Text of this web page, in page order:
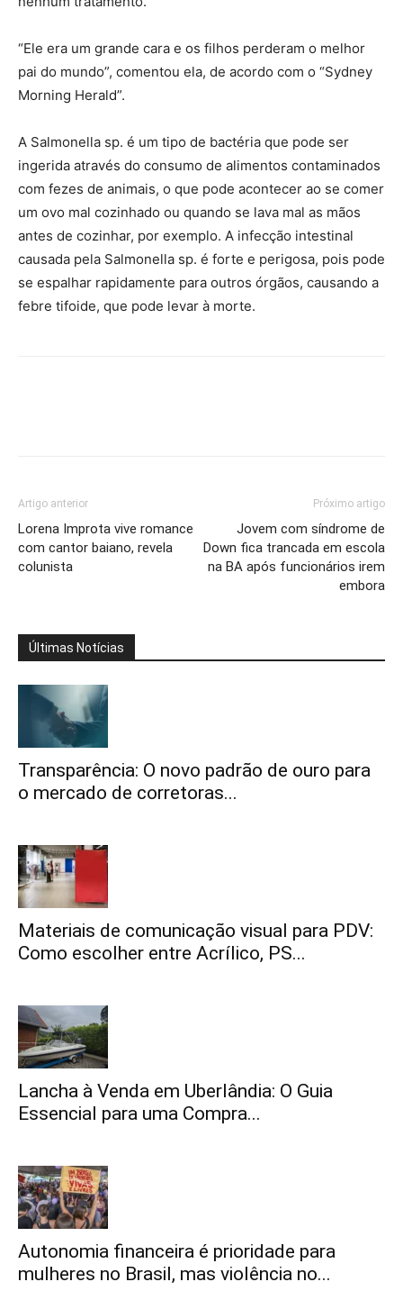
“Ele era um grande cara e os filhos perderam o melhor
pai do mundo”, comentou ela, de acordo com o “Sydney
Morning Herald”.
A Salmonella sp. é um tipo de bactéria que pode ser
ingerida através do consumo de alimentos contaminados
com fezes de animais, o que pode acontecer ao se comer
um ovo mal cozinhado ou quando se lava mal as mãos
antes de cozinhar, por exemplo. A infecção intestinal
causada pela Salmonella sp. é forte e perigosa, pois pode
se espalhar rapidamente para outros órgãos, causando a
febre tifoide, que pode levar à morte.
Artigo anterior
Lorena Improta vive romance
com cantor baiano, revela
colunista
Próximo artigo
Jovem com síndrome de
Down fica trancada em escola
na BA após funcionários irem
embora
Últimas Notícias
Transparência: O novo padrão de ouro para
o mercado de corretoras...
Materiais de comunicação visual para PDV:
Como escolher entre Acrílico, PS...
Lancha à Venda em Uberlândia: O Guia
Essencial para uma Compra...
Autonomia financeira é prioridade para
mulheres no Brasil, mas violência no...